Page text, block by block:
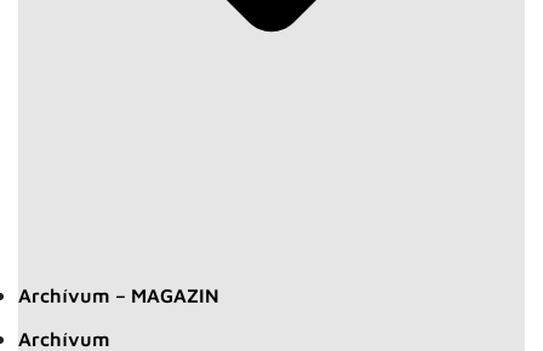
Archívum – MAGAZIN
Archívum